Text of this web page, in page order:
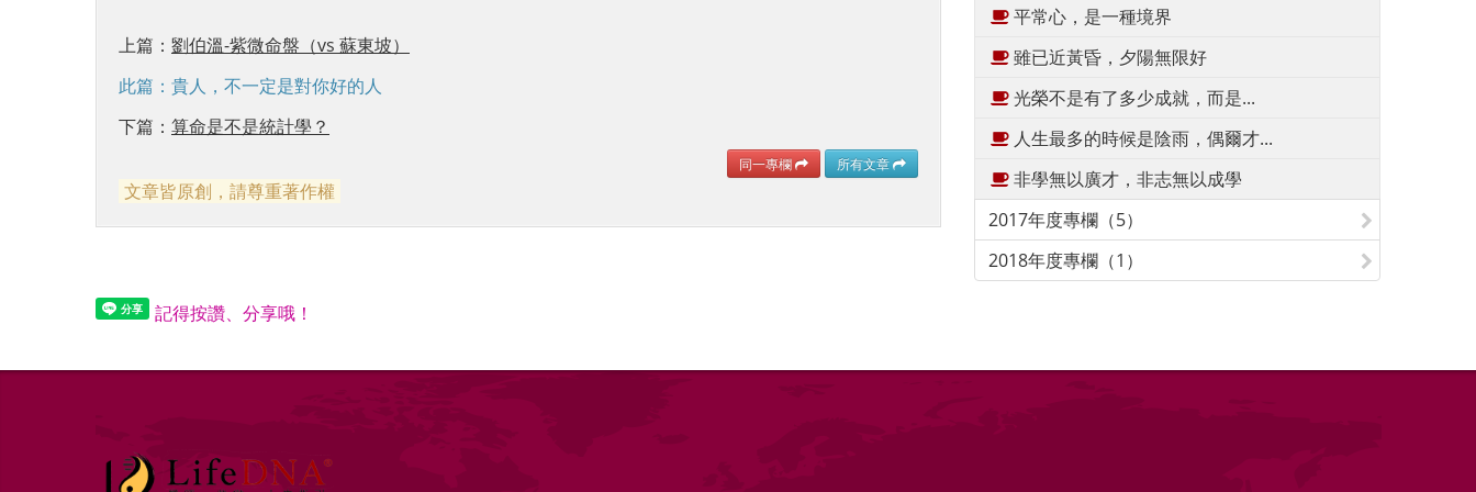
上篇： 劉伯溫-紫微命盤（vs 蘇東坡）
此篇：貴人，不一定是對你好的人
下篇： 算命是不是統計學？
同一專欄 所有文章
文章皆原創，請尊重著作權
記得按讚、分享哦！
平常心，是一種境界
雖已近黃昏，夕陽無限好
光榮不是有了多少成就，而是...
人生最多的時候是陰雨，偶爾才...
非學無以廣才，非志無以成學
2017年度專欄（5）
2018年度專欄（1）